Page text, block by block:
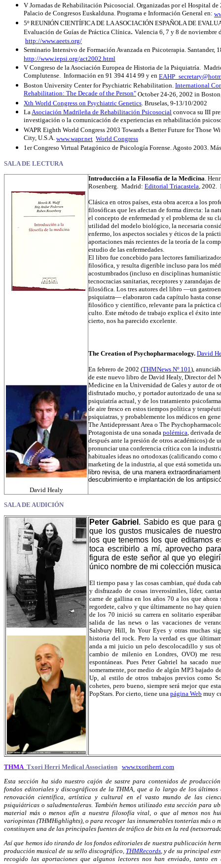
V Jornadas de Rehabilitación Psicosocial. Organizadas por el Hospital
Palacio de Congresos Euskalduna. Programa e Información General en:
5º REUNIÓN CIENTÍFICA DE LA ASOCIACIÓN ESPAÑOLA DE
Evaluación de Guías de Práctica Clínica. Valencia 6, 7 y 8 de noviembre
http://www.aeets.org/
Seminario Intensivo de Formación Avanzada en Psicoterapia. Santander,
http://www.iepsi.org/act2002.html
V Congreso de la Asociación Europea de Historia de la Psiquiatría.
Complutense. Información en 91 394 414 99 y en
Boston University Center for Psychiatric Rehabilitation. International
Rehabilitation: The Decade of the Person" October 24-26, 2002 in
Xth World Congress on Psychiatric Genetics . Bruselas, 9-13/10/2002
La Asociación Madrileña de Rehabilitación Psicosocial convoca su III
investigación o la comunicación de experiencias en rehabilitación
WAPR Eighth World Congress 2003 Towards a Better Future for Those
City, U.S.A. www.wapr.net World Congress
1er Congreso Virtual Patagónico de Psicología Forense. Agosto 2003.
SALA DE LECTURA
David Healy
Introducción a la Filosofía de la Medicina .
Rosenberg. Madrid: Editorial Triacastela ,
Clásica en otros países, esta obra acerca a los
filosóficas que les afectan de forma directa: la
el concepto de enfermedad y el problema de su
utilidad del modelo biológico, la necesaria
enfermo, los aspectos sociales y éticos de la
aportaciones más recientes de la teoría de la
estudio de las enfermedades.
El libro fue concebido para lectores
filosófica, y resulta digerible incluso para los
acostumbrados (incluso en disciplinas
tecnocracias sanitarias, receptores y zarandajas
filosófica. Los tres autores del libro —un
psiquiatra— elaboraron cada capítulo hasta
filosófico y científico, relevante para la práctica
culto. Este método de trabajo explica el éxito
cierto, nos ha parecido excelente.
The Creation of Psychopharmacology. David
En febrero de 2002 (THMNews Nº 101 ),
de este nuevo libro de David Healy, Director del
Medicine en la Universidad de Gales y autor de
disfrutado mucho, y portador autorizado de una
psiquiatría actual, y de los tratamiento
de aire fresco en estos tiempos política y
psiquiatras, y probablemente los médicos en
The Antidepressant Area o The
Protagonista de una sonada polémica , derivada
después ante la presión de otros académicos) de
pronunciar una conferencia crítica con la
habituales ideas no ortodoxas (calificando
marketing de la industria, al que está sometida
libro revisa, de una manera
descubrimiento e implantación de los
SALA DE AUDICIÓN
Peter Gabriel . Sabido es que para
que los gustos musicales de
los que tenemos los que editamos
toca escribirlo a mí, aprovecho
figura de este señor al que yo
único nombre de mi colección
El tiempo pasa y las cosas cambian, qué duda
y disfrazado de cosas inverosímiles, líder,
carne de gallina en los años 70 a los que ahora
regordete, calvo y que últimamente no hay
de los 70 inició su carrera en solitario
salida de las news o las vacaciones de
Salsbury Hill, In Your Eyes y otras muchas
historia del rock. Pero la verdad es que
anda a mi juicio un pelo descolocadillo y sus
cambio de milenio en Londres, OVO) me
espontáneas. Pues Peter Gabriel ha sacado
someramente, por medio de algún MP3 bajado
Up, al estilo de otros trabajos previos como
cohetes, pero bueno, siempre será mejor que
PopStars. Por cierto, tiene una página Web muy
THMA Txori Herri Medical Association www.txoriherri.com
Esta sección ha sido nuestro cajón de sastre para contenidos de
fondos editoriales y discográficos de la THMA, que a lo largo de los
renovación científica, artística y cultural en el vasto mundo de las
psiquiátricas o saludmentaleras. También hemos utilizado esta sección para
material más o menos afín a nuestra filosofía vital, o que al menos nos
variopintas (THMHighlights), o para recoger las innumerables tonterías más o
constituyen una de las principales fuentes de tráfico de bits en la red
Así que hemos ido tirando de los fondos editoriales de nuestra publicación
producción musical de su sello discográfico, THMRecords , y de su principal
recogido las aportaciones que algunos lectores nos han enviado, tanto en